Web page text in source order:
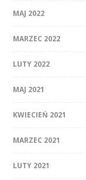
MAJ 2022
MARZEC 2022
LUTY 2022
MAJ 2021
KWIECIEŃ 2021
MARZEC 2021
LUTY 2021